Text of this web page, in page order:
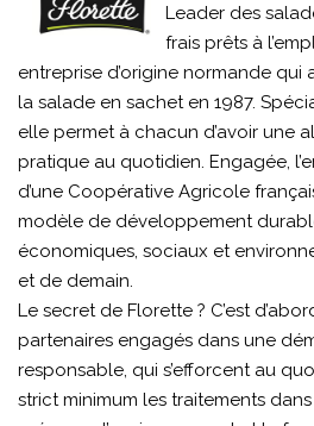
Leader des
frais prêts à
entreprise d’origine normande
la salade en sachet en 1987.
elle permet à chacun d’avoir une
pratique au quotidien. Engagée,
d’une Coopérative Agricole
modèle de développement
économiques, sociaux et
et de demain.
Le secret de Florette ? C’est
partenaires engagés dans une
responsable, qui s’efforcent au
strict minimum les traitements